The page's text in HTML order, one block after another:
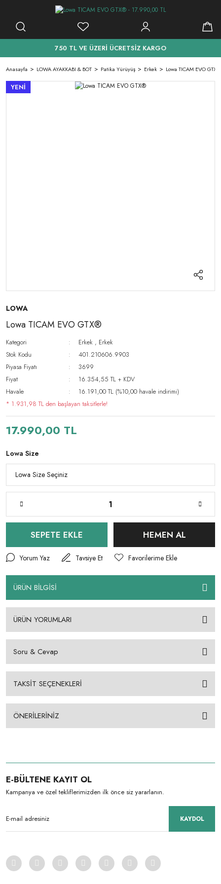
750 TL VE ÜZERİ ÜCRETSİZ KARGO
Anasayfa LOWA AYAKKABI & BOT Patika Yürüyüş Erkek Lowa TICAM EVO GTX®
YENİ
LOWA
Lowa TICAM EVO GTX®
Kategori Erkek , Erkek
Stok Kodu
401.210606.9903
Piyasa Fiyatı
3699
Fiyat
16.354,55 TL + KDV
Havale
16.191,00 TL (%10,00 havale indirimi)
* 1.931,98 TL den başlayan taksitlerle!
17.990,00 TL
Lowa Size
SEPETE EKLE HEMEN AL
Yorum Yaz Tavsiye Et
ÜRÜN BİLGİSİ
ÜRÜN YORUMLARI
Soru & Cevap
TAKSİT SEÇENEKLERİ
ÖNERİLERİNİZ
E-BÜLTENE KAYIT OL
Kampanya ve özel tekliflerimizden ilk önce siz yararlanın.
KAYDOL